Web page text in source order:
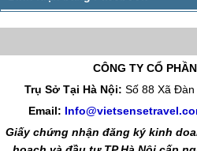
CÔNG TY CỔ
Trụ Sở Tại Hà Nội: Số 88 Xã
Email:
Giấy chứng nhận đăng ký kinh